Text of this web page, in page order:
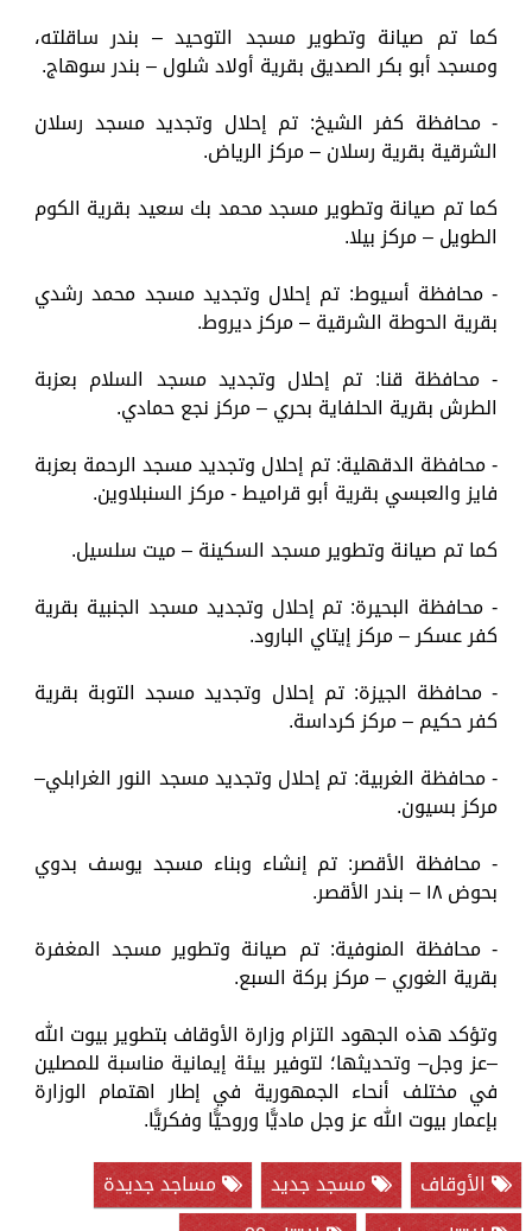
كما تم صيانة وتطوير مسجد التوحيد – بندر ساقلته،
ومسجد أبو بكر الصديق بقرية أولاد شلول – بندر سوهاج.
- محافظة كفر الشيخ: تم إحلال وتجديد مسجد رسلان
الشرقية بقرية رسلان – مركز الرياض.
كما تم صيانة وتطوير مسجد محمد بك سعيد بقرية الكوم
الطويل – مركز بيلا.
- محافظة أسيوط: تم إحلال وتجديد مسجد محمد رشدي
بقرية الحوطة الشرقية – مركز ديروط.
- محافظة قنا: تم إحلال وتجديد مسجد السلام بعزبة
الطرش بقرية الحلفاية بحري – مركز نجع حمادي.
- محافظة الدقهلية: تم إحلال وتجديد مسجد الرحمة بعزبة
فايز والعبسي بقرية أبو قراميط - مركز السنبلاوين.
كما تم صيانة وتطوير مسجد السكينة – ميت سلسيل.
- محافظة البحيرة: تم إحلال وتجديد مسجد الجنبية بقرية
كفر عسكر – مركز إيتاي البارود.
- محافظة الجيزة: تم إحلال وتجديد مسجد التوبة بقرية
كفر حكيم – مركز كرداسة.
- محافظة الغربية: تم إحلال وتجديد مسجد النور الغرابلي–
مركز بسيون.
- محافظة الأقصر: تم إنشاء وبناء مسجد يوسف بدوي
بحوض ١٨ – بندر الأقصر.
- محافظة المنوفية: تم صيانة وتطوير مسجد المغفرة
بقرية الغوري – مركز بركة السبع.
وتؤكد هذه الجهود التزام وزارة الأوقاف بتطوير بيوت الله
–عز وجل– وتحديثها؛ لتوفير بيئة إيمانية مناسبة للمصلين
في مختلف أنحاء الجمهورية في إطار اهتمام الوزارة
بإعمار بيوت الله عز وجل ماديًّا وروحيًّا وفكريًّا.
الأوقاف
مسجد جديد
مساجد جديدة